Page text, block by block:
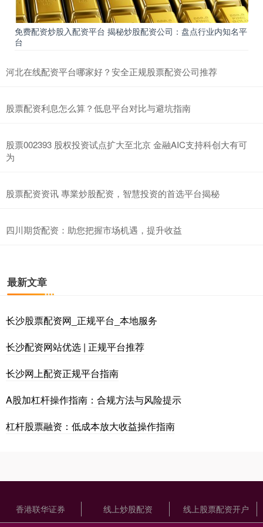
免费配资炒股入配资平台 揭秘炒股配资公司：盘点行业内知名平
台
河北在线配资平台哪家好？安全正规股票配资公司推荐
股票配资利息怎么算？低息平台对比与避坑指南
股票002393 股权投资试点扩大至北京 金融AIC支持科创大有可
为
股票配资资讯 專業炒股配资，智慧投资的首选平台揭秘
四川期货配资：助您把握市场机遇，提升收益
最新文章
长沙股票配资网_正规平台_本地服务
长沙配资网站优选 | 正规平台推荐
长沙网上配资正规平台指南
A股加杠杆操作指南：合规方法与风险提示
杠杆股票融资：低成本放大收益操作指南
香港联华证券 线上炒股配资 线上股票配资开户